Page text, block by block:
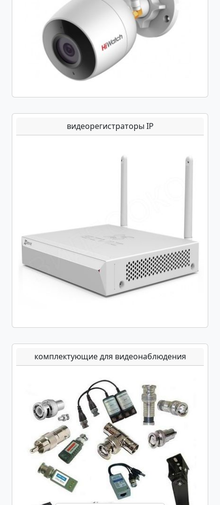
видеорегистраторы IP
комплектующие для видеонаблюдения